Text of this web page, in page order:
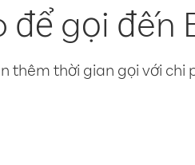
để gọi đến
thêm thời gian gọi với